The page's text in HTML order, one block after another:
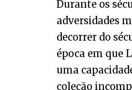
Durante os
adversidades
decorrer do
época em que
uma
coleção